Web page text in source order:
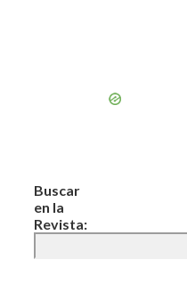
Buscar
en la
Revista: